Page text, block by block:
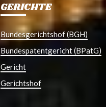
GERICHTE
Bundesgerichtshof (BGH)
Bundespatentgericht (BPatG)
Gericht
Gerichtshof